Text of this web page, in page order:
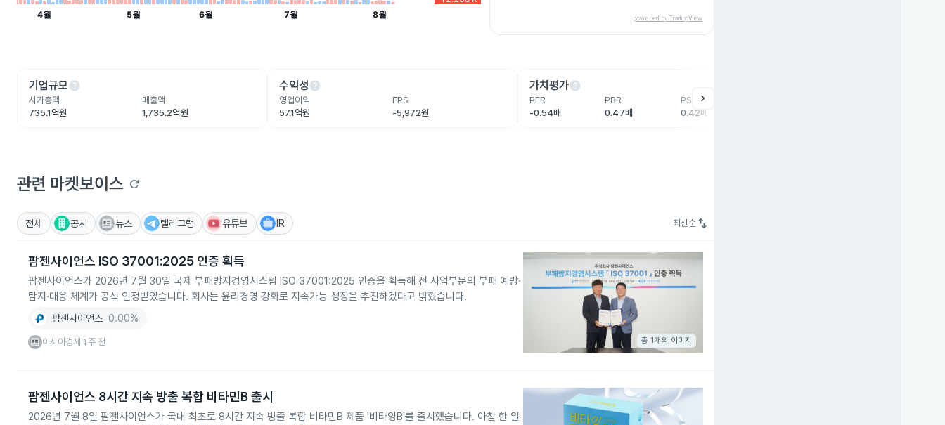
powered by TradingView
기업규모help
시가총액
735.1억원
매출액
1,735.2억원
수익성help
영업이익
57.1억원
EPS
-5,972원
가치평가help
PER
-0.54배
PBR
0.47배
PSR
0.42배
chevron_right
관련 마켓보이스 refresh
전체 공시 뉴스 텔레그램 유튜브 IR 최신순 swap_vert
팜젠사이언스 ISO 37001:2025 인증 획득
팜젠사이언스가 2026년 7월 30일 국제 부패방지경영시스템 ISO 37001:2025 인증을 획득해 전 사업부문의 부패 예방·
탐지·대응 체계가 공식 인정받았습니다. 회사는 윤리경영 강화로 지속가능 성장을 추진하겠다고 밝혔습니다.
팜젠사이언스 0.00%
아시아경제 |1주 전 총 1개의 이미지
팜젠사이언스 8시간 지속 방출 복합 비타민B 출시
2026년 7월 8일 팜젠사이언스가 국내 최초로 8시간 지속 방출 복합 비타민B 제품 '비타잉B'를 출시했습니다. 아침 한 알